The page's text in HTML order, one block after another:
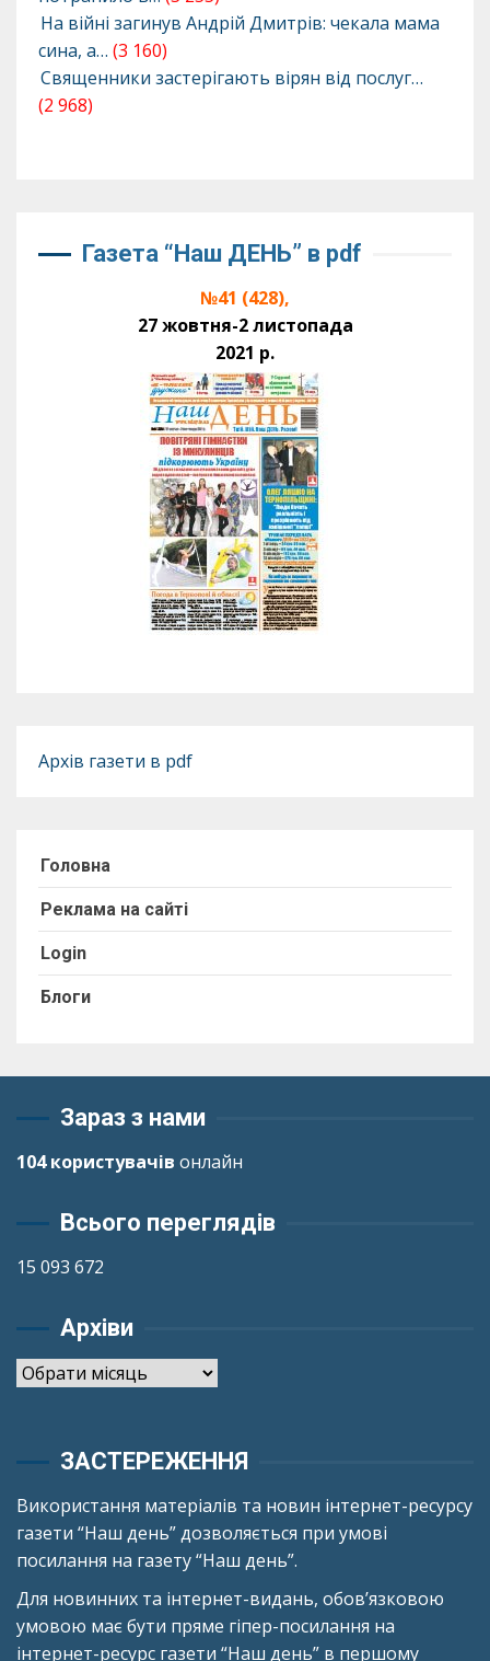
На війні загинув Андрій Дмитрів: чекала мама
сина, а… (3 160)
Священники застерігають вірян від послуг…
(2 968)
Газета “Наш ДЕНЬ” в pdf
№41 (428),
27 жовтня-2 листопада
2021 р.
Архів газети в pdf
Головна
Реклама на сайті
Login
Блоги
Зараз з нами
104 користувачів онлайн
Всього переглядів
15 093 672
Архіви
Архіви
ЗАСТЕРЕЖЕННЯ
Використання матеріалів та новин інтернет-ресурсу
газети “Наш день” дозволяється при умові
посилання на газету “Наш день”.
Для новинних та інтернет-видань, обов’язковою
умовою має бути пряме гіпер-посилання на
інтернет-ресурс газети “Наш день” в першому